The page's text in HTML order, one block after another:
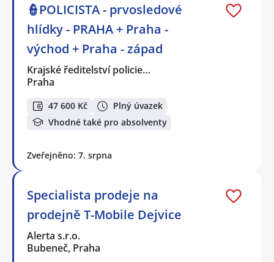
👮POLICISTA - prvosledové
hlídky - PRAHA + Praha -
východ + Praha - západ
Krajské ředitelství policie…
Praha
47 600 Kč
Plný úvazek
Vhodné také pro absolventy
Zveřejněno: 7. srpna
Specialista prodeje na
prodejně T-Mobile Dejvice
Alerta s.r.o.
Bubeneč, Praha